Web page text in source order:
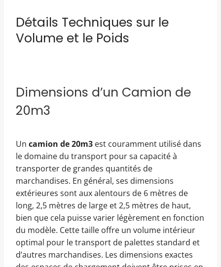
Détails Techniques sur le
Volume et le Poids
Dimensions d’un Camion de
20m3
Un camion de 20m3 est couramment utilisé dans
le domaine du transport pour sa capacité à
transporter de grandes quantités de
marchandises. En général, ses dimensions
extérieures sont aux alentours de 6 mètres de
long, 2,5 mètres de large et 2,5 mètres de haut,
bien que cela puisse varier légèrement en fonction
du modèle. Cette taille offre un volume intérieur
optimal pour le transport de palettes standard et
d’autres marchandises. Les dimensions exactes